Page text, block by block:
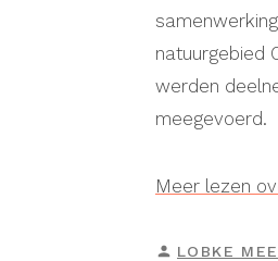
natuurgebied
werden
meegevoerd.
Meer lezen
GEPLAATST
LOBKE